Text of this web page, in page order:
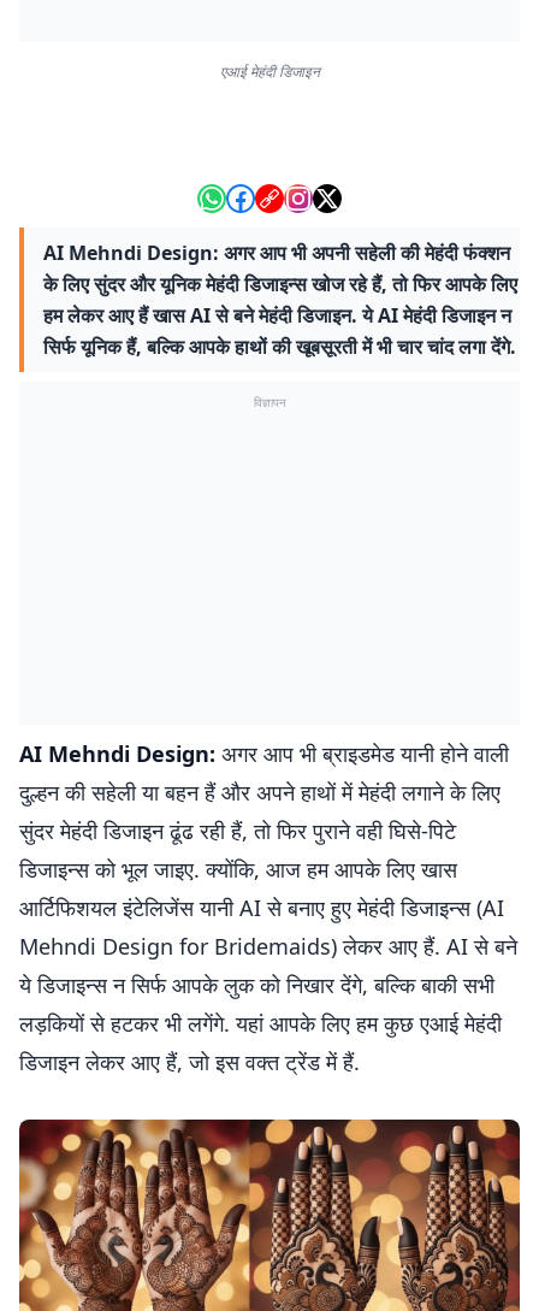
एआई मेहंदी डिजाइन
AI Mehndi Design: अगर आप भी अपनी सहेली की मेहंदी फंक्शन
के लिए सुंदर और यूनिक मेहंदी डिजाइन्स खोज रहे हैं, तो फिर आपके लिए
हम लेकर आए हैं खास AI से बने मेहंदी डिजाइन. ये AI मेहंदी डिजाइन न
सिर्फ यूनिक हैं, बल्कि आपके हाथों की खूबसूरती में भी चार चांद लगा देंगे.
विज्ञापन
AI Mehndi Design: अगर आप भी ब्राइडमेड यानी होने वाली
दुल्हन की सहेली या बहन हैं और अपने हाथों में मेहंदी लगाने के लिए
सुंदर मेहंदी डिजाइन ढूंढ रही हैं, तो फिर पुराने वही घिसे-पिटे
डिजाइन्स को भूल जाइए. क्योंकि, आज हम आपके लिए खास
आर्टिफिशयल इंटेलिजेंस यानी AI से बनाए हुए मेहंदी डिजाइन्स (AI
Mehndi Design for Bridemaids) लेकर आए हैं. AI से बने
ये डिजाइन्स न सिर्फ आपके लुक को निखार देंगे, बल्कि बाकी सभी
लड़कियों से हटकर भी लगेंगे. यहां आपके लिए हम कुछ एआई मेहंदी
डिजाइन लेकर आए हैं, जो इस वक्त ट्रेंड में हैं.